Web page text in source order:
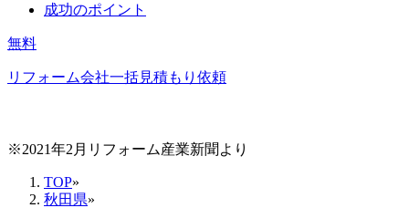
成功のポイント
無料
リフォーム会社一括見積もり依頼
※2021年2月リフォーム産業新聞より
TOP»
秋田県»